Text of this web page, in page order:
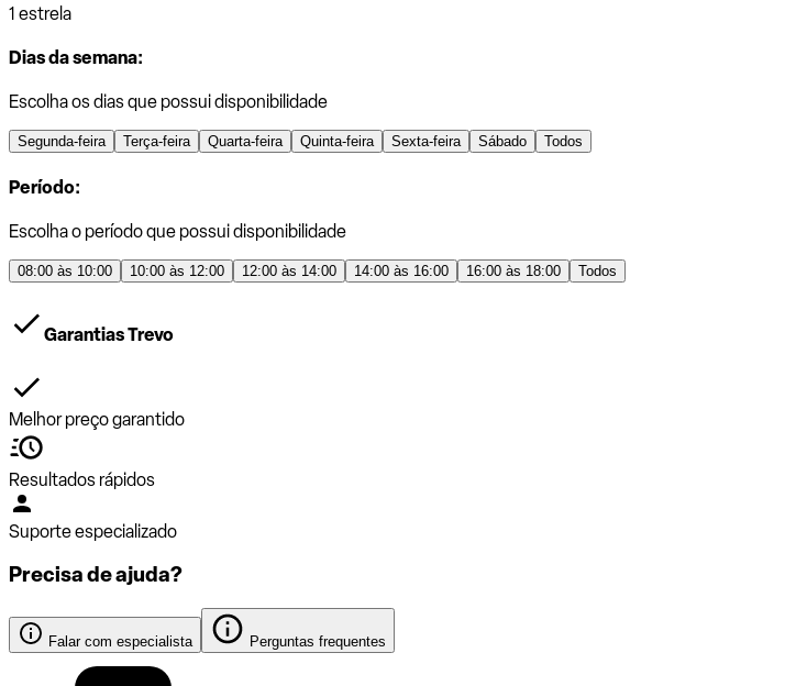
1 estrela
Dias da semana:
Escolha os dias que possui disponibilidade
Segunda-feira Terça-feira Quarta-feira Quinta-feira Sexta-feira Sábado Todos
Período:
Escolha o período que possui disponibilidade
08:00 às 10:00 10:00 às 12:00 12:00 às 14:00 14:00 às 16:00 16:00 às 18:00 Todos
Garantias Trevo
Melhor preço garantido
Resultados rápidos
Suporte especializado
Precisa de ajuda?
Falar com especialista Perguntas frequentes